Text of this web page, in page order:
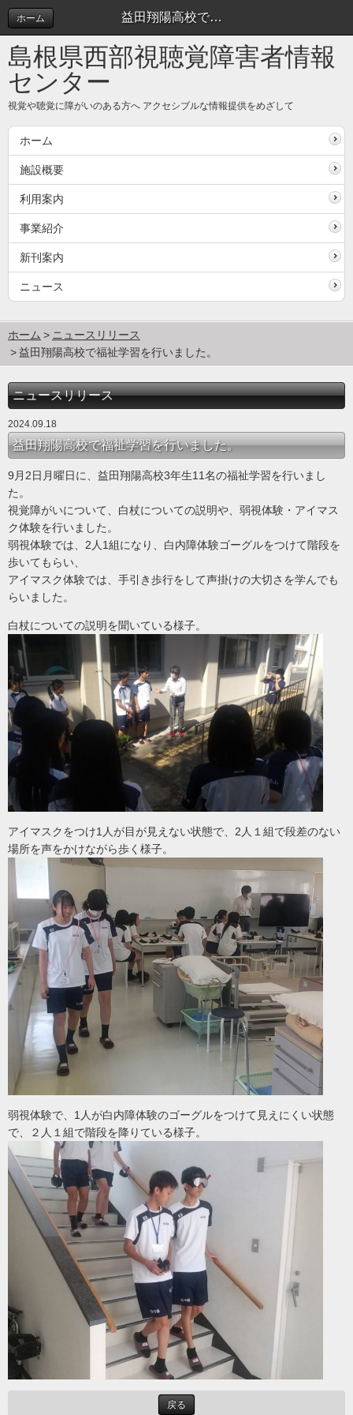
益田翔陽高校で福祉学習を行いました。 | ニュースリリース
ホーム
島根県西部視聴覚障害者情報
センター
視覚や聴覚に障がいのある方へ アクセシブルな情報提供をめざして
ホーム
施設概要
利用案内
事業紹介
新刊案内
ニュース
ホーム
ニュースリリース
益田翔陽高校で福祉学習を行いました。
ニュースリリース
2024.09.18
益田翔陽高校で福祉学習を行いました。
9月2日月曜日に、益田翔陽高校3年生11名の福祉学習を行いまし
た。
視覚障がいについて、白杖についての説明や、弱視体験・アイマス
ク体験を行いました。
弱視体験では、2人1組になり、白内障体験ゴーグルをつけて階段を
歩いてもらい、
アイマスク体験では、手引き歩行をして声掛けの大切さを学んでも
らいました。
白杖についての説明を聞いている様子。
アイマスクをつけ1人が目が見えない状態で、2人１組で段差のない
場所を声をかけながら歩く様子。
弱視体験で、1人が白内障体験のゴーグルをつけて見えにくい状態
で、２人１組で階段を降りている様子。
戻る